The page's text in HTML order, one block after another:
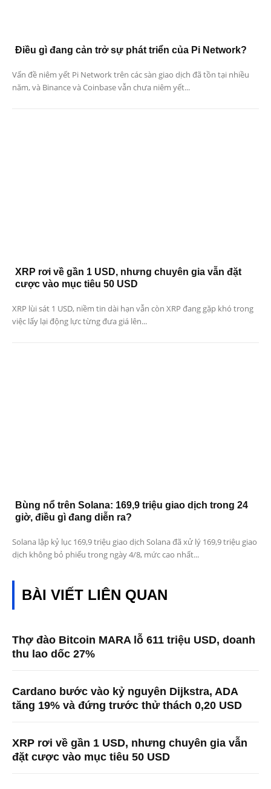
Điều gì đang cản trở sự phát triển của Pi Network?
Vấn đề niêm yết Pi Network trên các sàn giao dịch đã tồn tại nhiều
năm, và Binance và Coinbase vẫn chưa niêm yết...
XRP rơi về gần 1 USD, nhưng chuyên gia vẫn đặt
cược vào mục tiêu 50 USD
XRP lùi sát 1 USD, niềm tin dài hạn vẫn còn XRP đang gặp khó trong
việc lấy lại động lực từng đưa giá lên...
Bùng nổ trên Solana: 169,9 triệu giao dịch trong 24
giờ, điều gì đang diễn ra?
Solana lập kỷ lục 169,9 triệu giao dịch Solana đã xử lý 169,9 triệu giao
dịch không bỏ phiếu trong ngày 4/8, mức cao nhất...
BÀI VIẾT LIÊN QUAN
Thợ đào Bitcoin MARA lỗ 611 triệu USD, doanh
thu lao dốc 27%
Cardano bước vào kỷ nguyên Dijkstra, ADA
tăng 19% và đứng trước thử thách 0,20 USD
XRP rơi về gần 1 USD, nhưng chuyên gia vẫn
đặt cược vào mục tiêu 50 USD